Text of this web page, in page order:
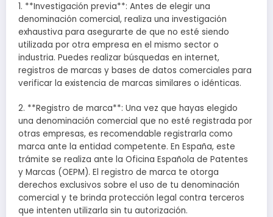
1. **Investigación previa**: Antes de elegir una
denominación comercial, realiza una investigación
exhaustiva para asegurarte de que no esté siendo
utilizada por otra empresa en el mismo sector o
industria. Puedes realizar búsquedas en internet,
registros de marcas y bases de datos comerciales para
verificar la existencia de marcas similares o idénticas.
2. **Registro de marca**: Una vez que hayas elegido
una denominación comercial que no esté registrada por
otras empresas, es recomendable registrarla como
marca ante la entidad competente. En España, este
trámite se realiza ante la Oficina Española de Patentes
y Marcas (OEPM). El registro de marca te otorga
derechos exclusivos sobre el uso de tu denominación
comercial y te brinda protección legal contra terceros
que intenten utilizarla sin tu autorización.